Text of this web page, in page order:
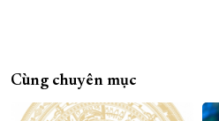
Cùng chuyên mục